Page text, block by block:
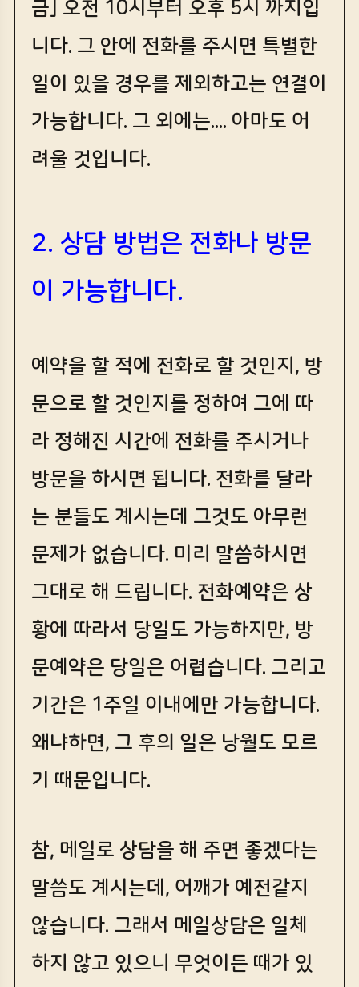
금] 오전 10시부터 오후 5시 까지입
니다. 그 안에 전화를 주시면 특별한
일이 있을 경우를 제외하고는 연결이
가능합니다. 그 외에는.... 아마도 어
려울 것입니다.
2. 상담 방법은 전화나 방문
이 가능합니다.
예약을 할 적에 전화로 할 것인지, 방
문으로 할 것인지를 정하여 그에 따
라 정해진 시간에 전화를 주시거나
방문을 하시면 됩니다. 전화를 달라
는 분들도 계시는데 그것도 아무런
문제가 없습니다. 미리 말씀하시면
그대로 해 드립니다. 전화예약은 상
황에 따라서 당일도 가능하지만, 방
문예약은 당일은 어렵습니다. 그리고
기간은 1주일 이내에만 가능합니다.
왜냐하면, 그 후의 일은 낭월도 모르
기 때문입니다.
참, 메일로 상담을 해 주면 좋겠다는
말씀도 계시는데, 어깨가 예전같지
않습니다. 그래서 메일상담은 일체
하지 않고 있으니 무엇이든 때가 있